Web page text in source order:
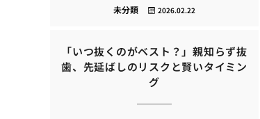
2026.02.22
未分類
「いつ抜くのがベスト？」親知らず抜
歯、先延ばしのリスクと賢いタイミン
グ